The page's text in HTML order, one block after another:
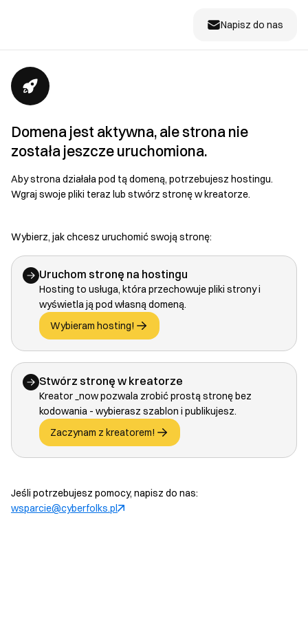
Napisz do nas
Domena jest aktywna, ale strona nie
została jeszcze uruchomiona.
Aby strona działała pod tą domeną, potrzebujesz hostingu.
Wgraj swoje pliki teraz lub stwórz stronę w kreatorze.
Wybierz, jak chcesz uruchomić swoją stronę:
Uruchom stronę na hostingu
Hosting to usługa, która przechowuje pliki strony i
wyświetla ją pod własną domeną.
Wybieram hosting!
Stwórz stronę w kreatorze
Kreator _now pozwala zrobić prostą stronę bez
kodowania - wybierasz szablon i publikujesz.
Zaczynam z kreatorem!
Jeśli potrzebujesz pomocy, napisz do nas:
wsparcie@cyberfolks.pl